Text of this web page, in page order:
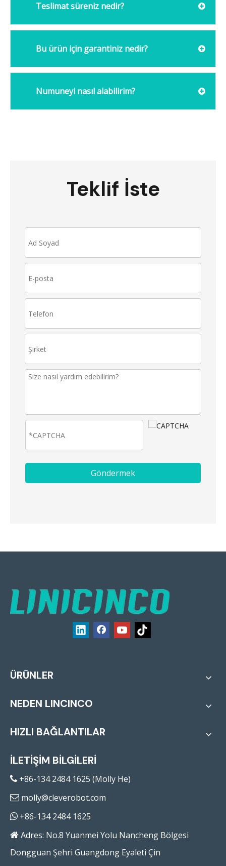
Teslimat süreniz nedir?
Bu ürün için garantiniz nedir?
Numuneyi nasıl alabilirim?
Teklif İste
Göndermek
ÜRÜNLER
NEDEN LINCINCO
HIZLI BAĞLANTILAR
İLETİŞİM BİLGİLERİ
 +86-134 2484 1625 (Molly He)
 molly@cleverobot.com
 +86-134 2484 1625
 Adres: No.8 Yuanmei Yolu Nancheng Bölgesi
Dongguan Şehri Guangdong Eyaleti Çin